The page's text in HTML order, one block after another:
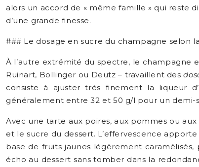
alors un accord de « même famille » qui reste
d’une grande finesse.
### Le dosage en sucre du champagne selon
À l’autre extrémité du spectre, le champagne
Ruinart, Bollinger ou Deutz – travaillent des
consiste à ajuster très finement la liqueur
généralement entre 32 et 50 g/l pour un demi-
Avec une tarte aux poires, aux pommes ou
et le sucre du dessert. L’effervescence
base de fruits jaunes légèrement
écho au dessert sans tomber dans la